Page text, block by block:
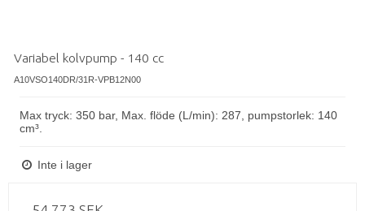
Variabel kolvpump - 140 cc
A10VSO140DR/31R-VPB12N00
Max tryck: 350 bar, Max. flöde (L/min): 287, pumpstorlek: 140
cm³.
Inte i lager